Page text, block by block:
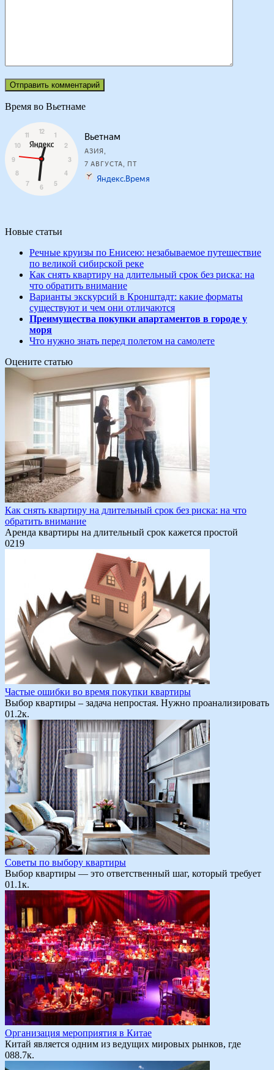
Время во Вьетнаме
Новые статьи
Речные круизы по Енисею: незабываемое путешествие
по великой сибирской реке
Как снять квартиру на длительный срок без риска: на
что обратить внимание
Варианты экскурсий в Кронштадт: какие форматы
существуют и чем они отличаются
Преимущества покупки апартаментов в городе у
моря
Что нужно знать перед полетом на самолете
Оцените статью
Как снять квартиру на длительный срок без риска: на что
обратить внимание
Аренда квартиры на длительный срок кажется простой
0219
Частые ошибки во время покупки квартиры
Выбор квартиры – задача непростая. Нужно проанализировать
01.2к.
Советы по выбору квартиры
Выбор квартиры — это ответственный шаг, который требует
01.1к.
Организация мероприятия в Китае
Китай является одним из ведущих мировых рынков, где
088.7к.